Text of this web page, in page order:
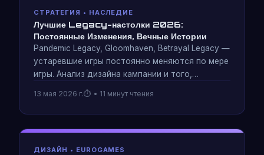
СТРАТЕГИЯ • НАСЛЕДИЕ
Лучшие Legacy-настолки 2026:
Постоянные Изменения, Вечные Истории
Pandemic Legacy, Gloomhaven, Betrayal Legacy —
устаревшие игры постоянно меняются по мере
игры. Анализ дизайна кампании и того,
истории или просто сожалеют.
13 мая 2026 г. • 11 минут чтения
ДИЗАЙН • EUROGAMES